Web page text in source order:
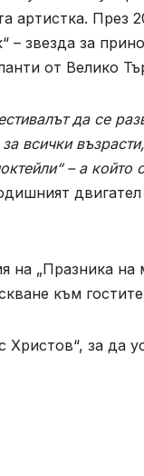
артистка. През
звезда за
от Велико
да се
всички
– а който
на „Празника на
към
за да